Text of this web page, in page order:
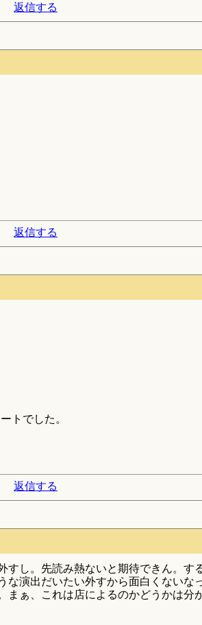
返信する
返信する
トでした。
返信する
し。先読み熱ないと期待できん。す
演出だいたい外すから面白くない
ぁ、これは店によるのかどうかは分